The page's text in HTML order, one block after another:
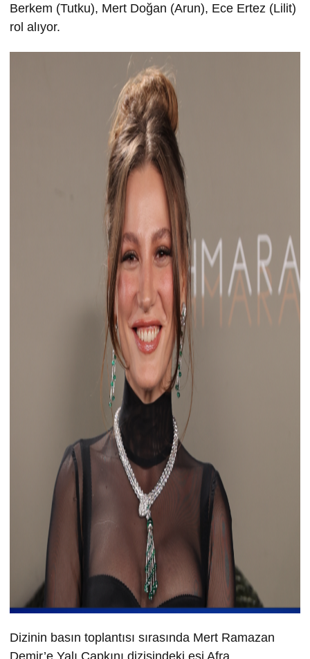
Berkem (Tutku), Mert Doğan (Arun), Ece Ertez (Lilit)
rol alıyor.
Dizinin basın toplantısı sırasında Mert Ramazan
Demir’e Yalı Çapkını dizisindeki eşi Afra